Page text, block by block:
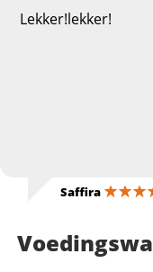
Lekker!lekker!
Saffira